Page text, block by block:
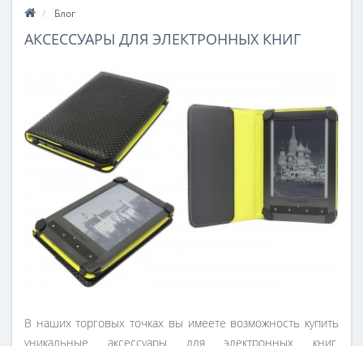
Блог
АКСЕССУАРЫ ДЛЯ ЭЛЕКТРОННЫХ КНИГ
В наших торговых точках вы имеете возможность купить
уникальные аксессуары для электронных книг.